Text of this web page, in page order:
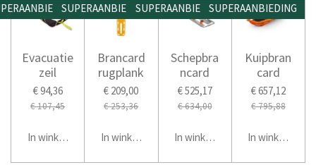
Evacuatie
zeil
€ 94,36
€ 107,45
In winkelwagen
SUPERAANBIEDING
Brancard
rugplank
€ 209,00
€ 253,36
In winkelwagen
SUPERAANBIEDING
Schepbra
ncard
€ 525,17
€ 634,00
In winkelwagen
SUPERAANBIEDING
Kuipbran
card
€ 657,12
€ 795,88
In winkelwagen